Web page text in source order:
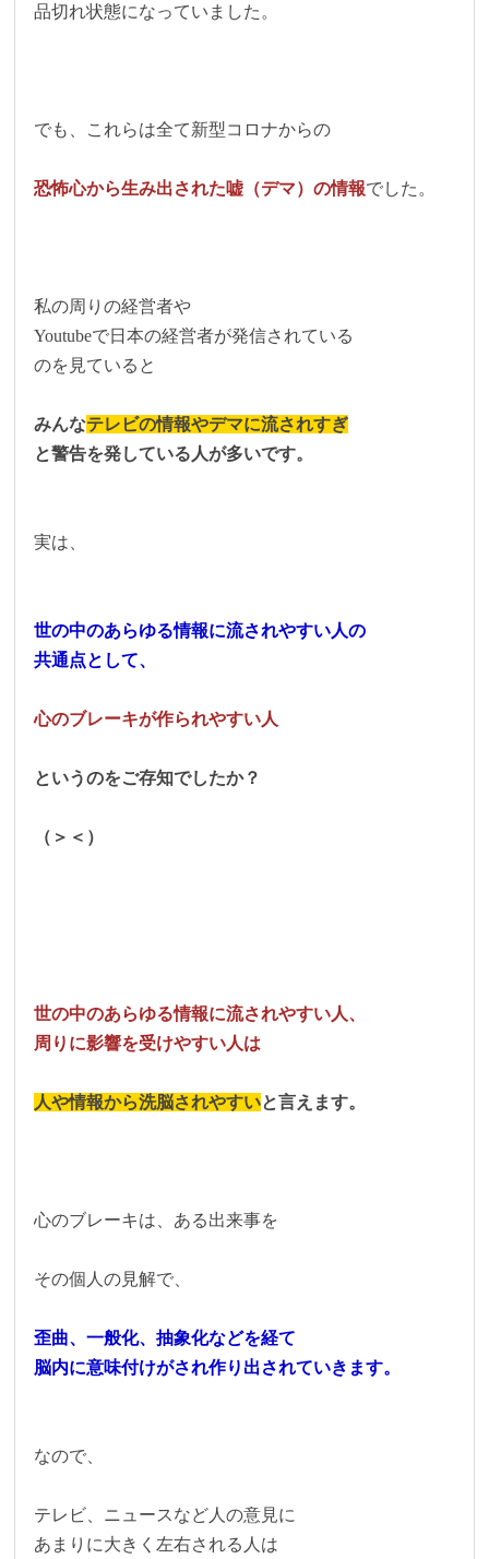
品切れ状態になっていました。
でも、これらは全て新型コロナからの
恐怖心から生み出された嘘（デマ）の情報でした。
私の周りの経営者や
Youtubeで日本の経営者が発信されている
のを見ていると
みんなテレビの情報やデマに流されすぎ
と警告を発している人が多いです。
実は、
世の中のあらゆる情報に流されやすい人の
共通点として、
心のブレーキが作られやすい人
というのをご存知でしたか？
（＞＜）
世の中のあらゆる情報に流されやすい人、
周りに影響を受けやすい人は
人や情報から洗脳されやすいと言えます。
心のブレーキは、ある出来事を
その個人の見解で、
歪曲、一般化、抽象化などを経て
脳内に意味付けがされ作り出されていきます。
なので、
テレビ、ニュースなど人の意見に
あまりに大きく左右される人は